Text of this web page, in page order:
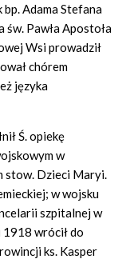
bp. Adama Stefana
św. Pawła Apostoła
Wsi prowadził
chórem
języka
Ś. opiekę
w
stow. Dzieci Maryi.
w wojsku
szpitalnej w
wrócił do
ks. Kasper